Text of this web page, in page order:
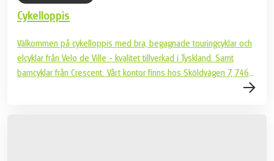
Cykelloppis
Välkommen på cykelloppis med bra, begagnade touringcyklar och
elcyklar från Velo de Ville - kvalitet tillverkad i Tyskland. Samt
barncyklar från Crescent. Vårt kontor finns hos Sköldvägen 7, 746
50 Bålsta. Varmt välkommen mån, 30 mars - torsdag, 2 april kl 8-